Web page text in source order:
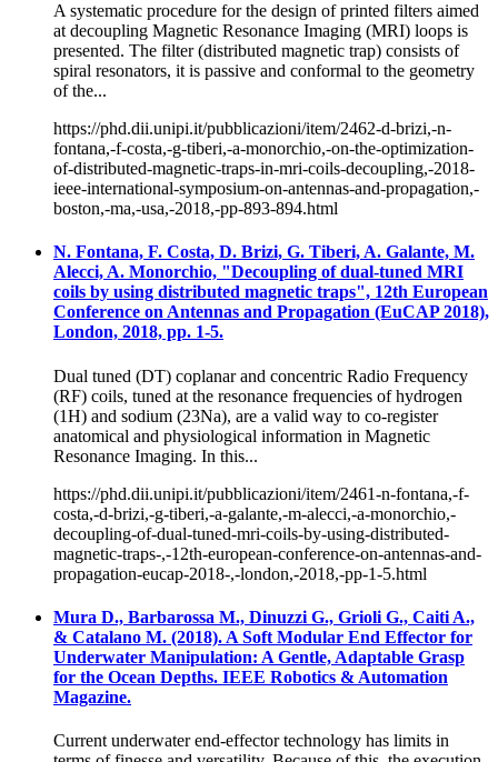
A systematic procedure for the design of printed filters aimed
at decoupling Magnetic Resonance Imaging (MRI) loops is
presented. The filter (distributed magnetic trap) consists of
spiral resonators, it is passive and conformal to the geometry
of the...
https://phd.dii.unipi.it/pubblicazioni/item/2462-d-brizi,-n-
fontana,-f-costa,-g-tiberi,-a-monorchio,-on-the-optimization-
of-distributed-magnetic-traps-in-mri-coils-decoupling,-2018-
ieee-international-symposium-on-antennas-and-propagation,-
boston,-ma,-usa,-2018,-pp-893-894.html
N. Fontana, F. Costa, D. Brizi, G. Tiberi, A. Galante, M.
Alecci, A. Monorchio, "Decoupling of dual-tuned MRI
coils by using distributed magnetic traps", 12th European
Conference on Antennas and Propagation (EuCAP 2018),
London, 2018, pp. 1-5.
Dual tuned (DT) coplanar and concentric Radio Frequency
(RF) coils, tuned at the resonance frequencies of hydrogen
(1H) and sodium (23Na), are a valid way to co-register
anatomical and physiological information in Magnetic
Resonance Imaging. In this...
https://phd.dii.unipi.it/pubblicazioni/item/2461-n-fontana,-f-
costa,-d-brizi,-g-tiberi,-a-galante,-m-alecci,-a-monorchio,-
decoupling-of-dual-tuned-mri-coils-by-using-distributed-
magnetic-traps-,-12th-european-conference-on-antennas-and-
propagation-eucap-2018-,-london,-2018,-pp-1-5.html
Mura D., Barbarossa M., Dinuzzi G., Grioli G., Caiti A.,
& Catalano M. (2018). A Soft Modular End Effector for
Underwater Manipulation: A Gentle, Adaptable Grasp
for the Ocean Depths. IEEE Robotics & Automation
Magazine.
Current underwater end-effector technology has limits in